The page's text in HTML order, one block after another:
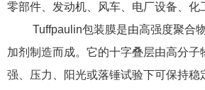
零部件、发动机、风车、电厂设备、化
Tuffpaulin包装膜是由高强度聚合
加剂制造而成。它的十字叠层由高分子
强、压力、阳光或落锤试验下可保持稳